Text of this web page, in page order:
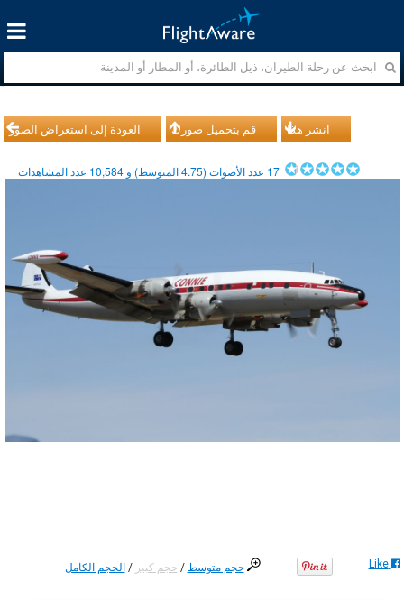
العودة إلى استعراض الصور قم بتحميل صورك انشر هذا
17 عدد الأصوات (4.75المتوسط) و 10,584 عدد المشاهدات
حجم متوسط / حجم كبير /الحجم الكامل Like